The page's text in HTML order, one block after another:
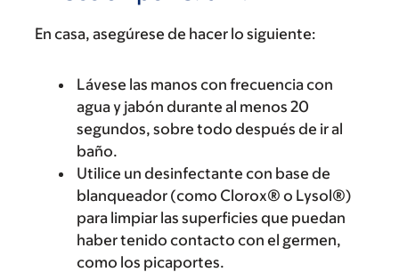
En casa, asegúrese de hacer lo siguiente:
Lávese las manos con frecuencia con
agua y jabón durante al menos 20
segundos, sobre todo después de ir al
baño.
Utilice un desinfectante con base de
blanqueador (como Clorox® o Lysol®)
para limpiar las superficies que puedan
haber tenido contacto con el germen,
como los picaportes.